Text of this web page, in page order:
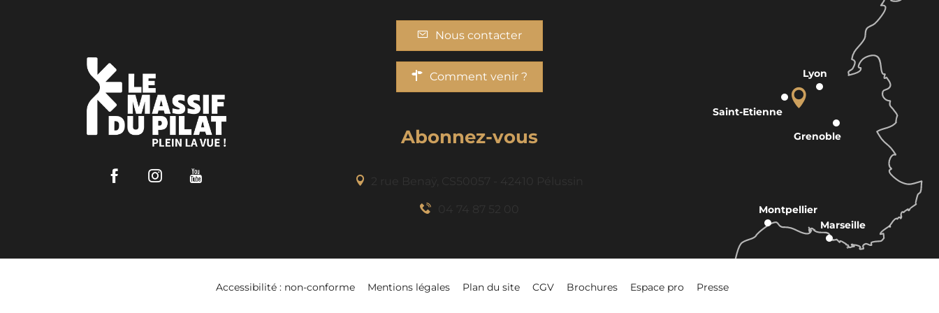
FacebookInstagram
Nous contacter
Comment venir ?
Abonnez-vous
Lyon
Grenoble
Marseille
Montpellier
Saint-Etienne
Accessibilité : non-conforme Mentions légales Plan du site CGV Brochures Espace pro Presse